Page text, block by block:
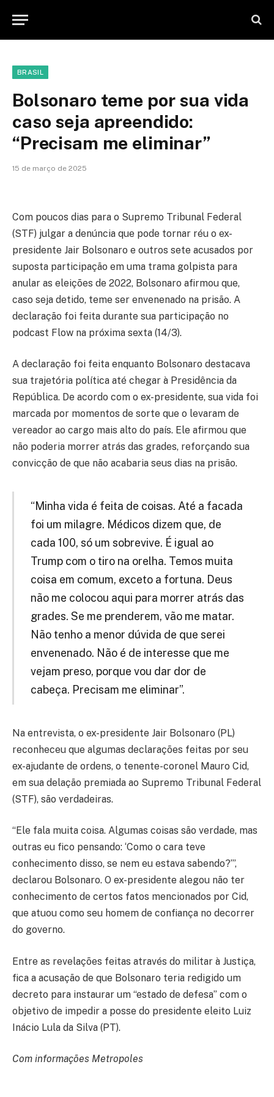
BRASIL
Bolsonaro teme por sua vida
caso seja apreendido:
“Precisam me eliminar”
15 de março de 2025
Com poucos dias para o Supremo Tribunal Federal
(STF) julgar a denúncia que pode tornar réu o ex-
presidente Jair Bolsonaro e outros sete acusados por
suposta participação em uma trama golpista para
anular as eleições de 2022, Bolsonaro afirmou que,
caso seja detido, teme ser envenenado na prisão. A
declaração foi feita durante sua participação no
podcast Flow na próxima sexta (14/3).
A declaração foi feita enquanto Bolsonaro destacava
sua trajetória política até chegar à Presidência da
República. De acordo com o ex-presidente, sua vida foi
marcada por momentos de sorte que o levaram de
vereador ao cargo mais alto do país. Ele afirmou que
não poderia morrer atrás das grades, reforçando sua
convicção de que não acabaria seus dias na prisão.
“Minha vida é feita de coisas. Até a facada
foi um milagre. Médicos dizem que, de
cada 100, só um sobrevive. É igual ao
Trump com o tiro na orelha. Temos muita
coisa em comum, exceto a fortuna. Deus
não me colocou aqui para morrer atrás das
grades. Se me prenderem, vão me matar.
Não tenho a menor dúvida de que serei
envenenado. Não é de interesse que me
vejam preso, porque vou dar dor de
cabeça. Precisam me eliminar”.
Na entrevista, o ex-presidente Jair Bolsonaro (PL)
reconheceu que algumas declarações feitas por seu
ex-ajudante de ordens, o tenente-coronel Mauro Cid,
em sua delação premiada ao Supremo Tribunal Federal
(STF), são verdadeiras.
“Ele fala muita coisa. Algumas coisas são verdade, mas
outras eu fico pensando: ‘Como o cara teve
conhecimento disso, se nem eu estava sabendo?’”,
declarou Bolsonaro. O ex-presidente alegou não ter
conhecimento de certos fatos mencionados por Cid,
que atuou como seu homem de confiança no decorrer
do governo.
Entre as revelações feitas através do militar à Justiça,
fica a acusação de que Bolsonaro teria redigido um
decreto para instaurar um “estado de defesa” com o
objetivo de impedir a posse do presidente eleito Luiz
Inácio Lula da Silva (PT).
Com informações Metropoles